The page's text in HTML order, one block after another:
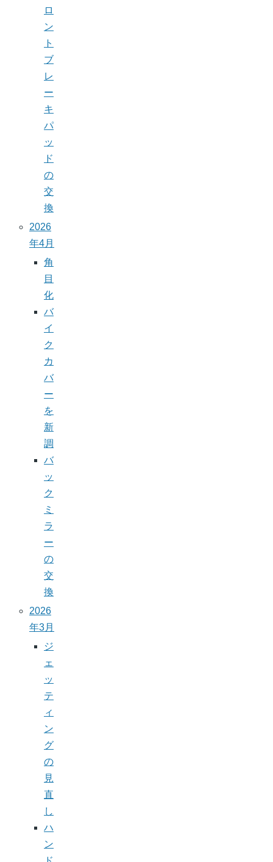
ロ
ン
ト
ブ
レ
ー
キ
パ
ッ
ド
の
交
換
2026
年4月
角
目
化
バ
イ
ク
カ
バ
ー
を
新
調
バ
ッ
ク
ミ
ラ
ー
の
交
換
2026
年3月
ジ
ェ
ッ
テ
ィ
ン
グ
の
見
直
し
ハ
ン